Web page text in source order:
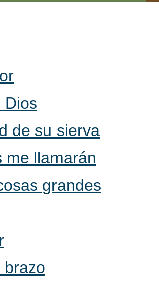
Dios
de su sierva
me llamarán
grandes
brazo